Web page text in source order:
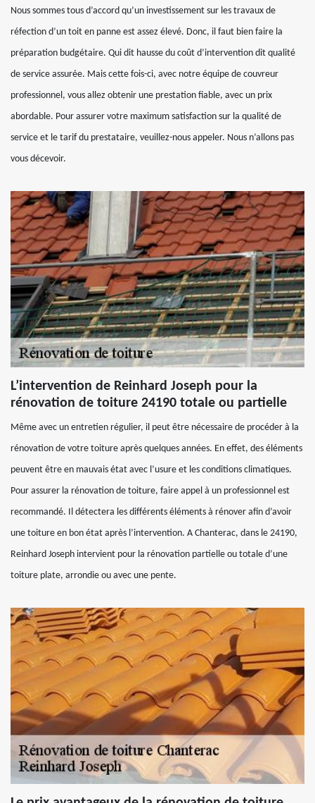
Nous sommes tous d’accord qu’un investissement sur les travaux de
réfection d’un toit en panne est assez élevé. Donc, il faut bien faire la
préparation budgétaire. Qui dit hausse du coût d’intervention dit qualité
de service assurée. Mais cette fois-ci, avec notre équipe de couvreur
professionnel, vous allez obtenir une prestation fiable, avec un prix
abordable. Pour assurer votre maximum satisfaction sur la qualité de
service et le tarif du prestataire, veuillez-nous appeler. Nous n’allons pas
vous décevoir.
L’intervention de Reinhard Joseph pour la
rénovation de toiture 24190 totale ou partielle
Même avec un entretien régulier, il peut être nécessaire de procéder à la
rénovation de votre toiture après quelques années. En effet, des éléments
peuvent être en mauvais état avec l’usure et les conditions climatiques.
Pour assurer la rénovation de toiture, faire appel à un professionnel est
recommandé. Il détectera les différents éléments à rénover afin d’avoir
une toiture en bon état après l’intervention. A Chanterac, dans le 24190,
Reinhard Joseph intervient pour la rénovation partielle ou totale d’une
toiture plate, arrondie ou avec une pente.